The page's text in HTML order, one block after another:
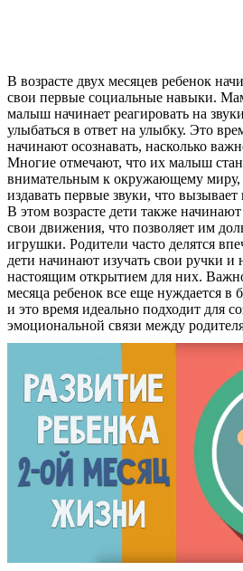
В возрасте двух месяцев ребенок
свои первые социальные навыки.
малыш начинает реагировать на
улыбаться в ответ на улыбку. Это
начинают осознавать, насколько
Многие отмечают, что их малыш
внимательным к окружающему миру,
издавать первые звуки, что вызывает
В этом возрасте дети также
свои движения, что позволяет им
игрушки. Родители часто делятся
дети начинают изучать свои ручки и
настоящим открытием для них.
месяца ребенок все еще нуждается в
и это время идеально подходит для
эмоциональной связи между